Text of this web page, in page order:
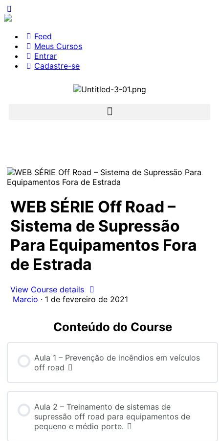
Feed
Meus Cursos
Entrar
Cadastre-se
WEB SÉRIE Off Road –
Sistema de Supressão
Para Equipamentos Fora
de Estrada
View Course details
Marcio · 1 de fevereiro de 2021
Conteúdo do Course
Aula 1 – Prevenção de incêndios em veículos
off road
Aula 2 – Treinamento de sistemas de
supressão off road para equipamentos de
pequeno e médio porte.